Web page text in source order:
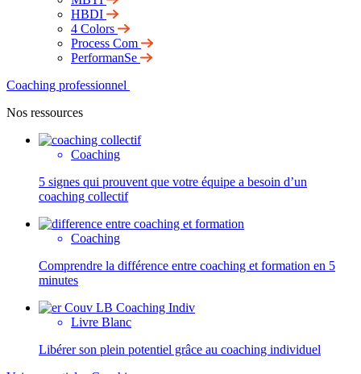
HBDI
4 Colors
Process Com
PerformanSe
Coaching professionnel
Nos ressources
Coaching
5 signes qui prouvent que votre équipe a besoin d’un
coaching collectif
Coaching
Comprendre la différence entre coaching et formation en 5
minutes
Livre Blanc
Libérer son plein potentiel grâce au coaching individuel